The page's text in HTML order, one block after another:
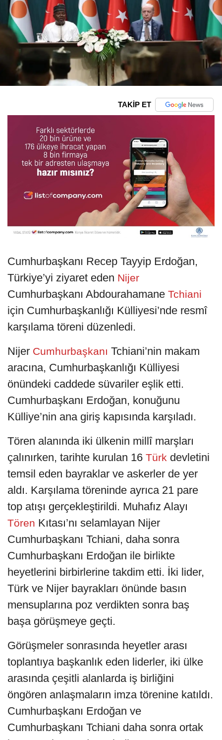
TAKİP ET
Cumhurbaşkanı Recep Tayyip Erdoğan,
Türkiye’yi ziyaret eden Nijer
Cumhurbaşkanı Abdourahamane Tchiani
için Cumhurbaşkanlığı Külliyesi’nde resmî
karşılama töreni düzenledi.
Nijer Cumhurbaşkanı Tchiani’nin makam
aracına, Cumhurbaşkanlığı Külliyesi
önündeki caddede süvariler eşlik etti.
Cumhurbaşkanı Erdoğan, konuğunu
Külliye’nin ana giriş kapısında karşıladı.
Tören alanında iki ülkenin millî marşları
çalınırken, tarihte kurulan 16 Türk devletini
temsil eden bayraklar ve askerler de yer
aldı. Karşılama töreninde ayrıca 21 pare
top atışı gerçekleştirildi. Muhafız Alayı
Tören Kıtası’nı selamlayan Nijer
Cumhurbaşkanı Tchiani, daha sonra
Cumhurbaşkanı Erdoğan ile birlikte
heyetlerini birbirlerine takdim etti. İki lider,
Türk ve Nijer bayrakları önünde basın
mensuplarına poz verdikten sonra baş
başa görüşmeye geçti.
Görüşmeler sonrasında heyetler arası
toplantıya başkanlık eden liderler, iki ülke
arasında çeşitli alanlarda iş birliğini
öngören anlaşmaların imza törenine katıldı.
Cumhurbaşkanı Erdoğan ve
Cumhurbaşkanı Tchiani daha sonra ortak